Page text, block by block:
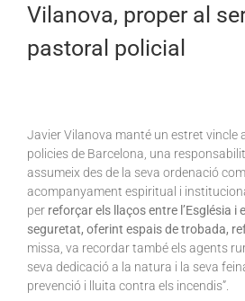
Vilanova, proper al
pastoral policial
Javier Vilanova manté un estret vincle
policies de Barcelona, una
assumeix des de la seva ordenació
acompanyament espiritual i
per reforçar els llaços entre l’Església i
seguretat, oferint espais de trobada,
missa, va recordar també els agents
seva dedicació a la natura i la seva
prevenció i lluita contra els incendis”.